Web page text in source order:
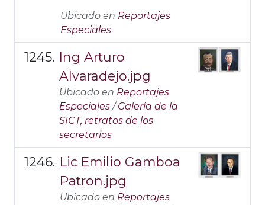
Ubicado en Reportajes
Especiales
Ing Arturo
Alvaradejo.jpg
Ubicado en Reportajes
Especiales /Galería de la
SICT, retratos de los
secretarios
Lic Emilio Gamboa
Patron.jpg
Ubicado en Reportajes